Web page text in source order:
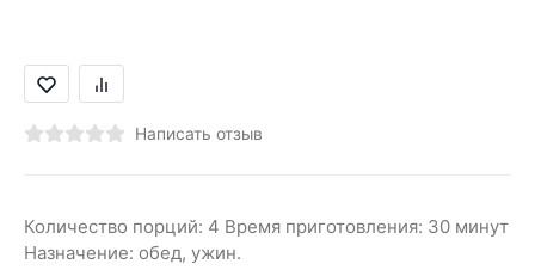
Написать отзыв
Количество порций: 4 Время приготовления: 30 минут
Назначение: обед, ужин.